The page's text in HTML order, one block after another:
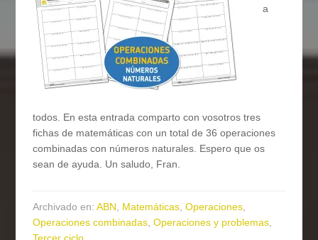
a
todos. En esta entrada comparto con vosotros tres
fichas de matemáticas con un total de 36 operaciones
combinadas con números naturales. Espero que os
sean de ayuda. Un saludo, Fran.
Archivado en:ABN, Matemáticas,Operaciones,
Operaciones combinadas,Operaciones y problemas,